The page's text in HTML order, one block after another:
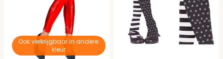
Ook verkrijgbaar in andere:
kleur